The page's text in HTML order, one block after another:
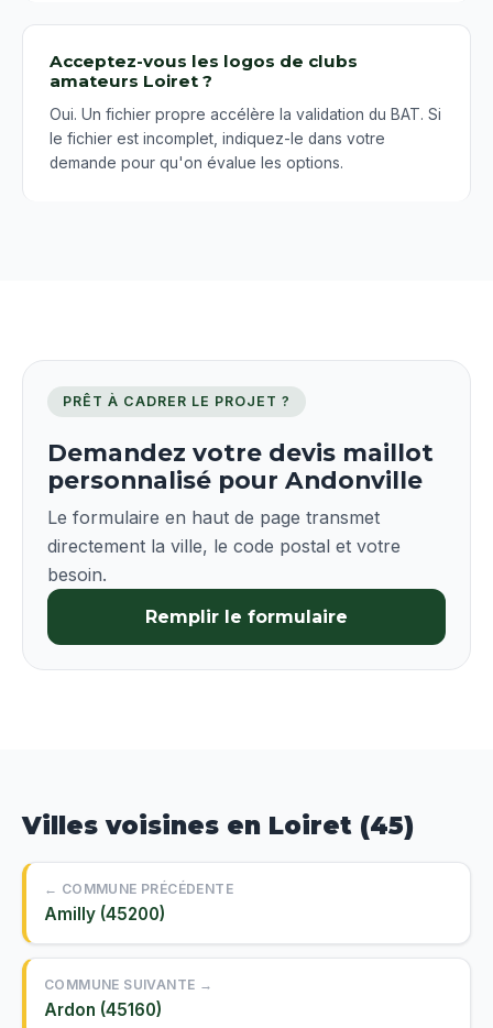
Acceptez-vous les logos de clubs
amateurs Loiret ?
Oui. Un fichier propre accélère la validation du BAT. Si
le fichier est incomplet, indiquez-le dans votre
demande pour qu'on évalue les options.
PRÊT À CADRER LE PROJET ?
Demandez votre devis maillot
personnalisé pour Andonville
Le formulaire en haut de page transmet
directement la ville, le code postal et votre
besoin.
Remplir le formulaire
Villes voisines en Loiret (45)
← COMMUNE PRÉCÉDENTE
Amilly (45200)
COMMUNE SUIVANTE →
Ardon (45160)